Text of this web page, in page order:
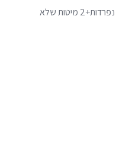
1 חדר שינה גדול עם 4 מיטות .(2 מיטות נפרדות+2 מיטות שלא